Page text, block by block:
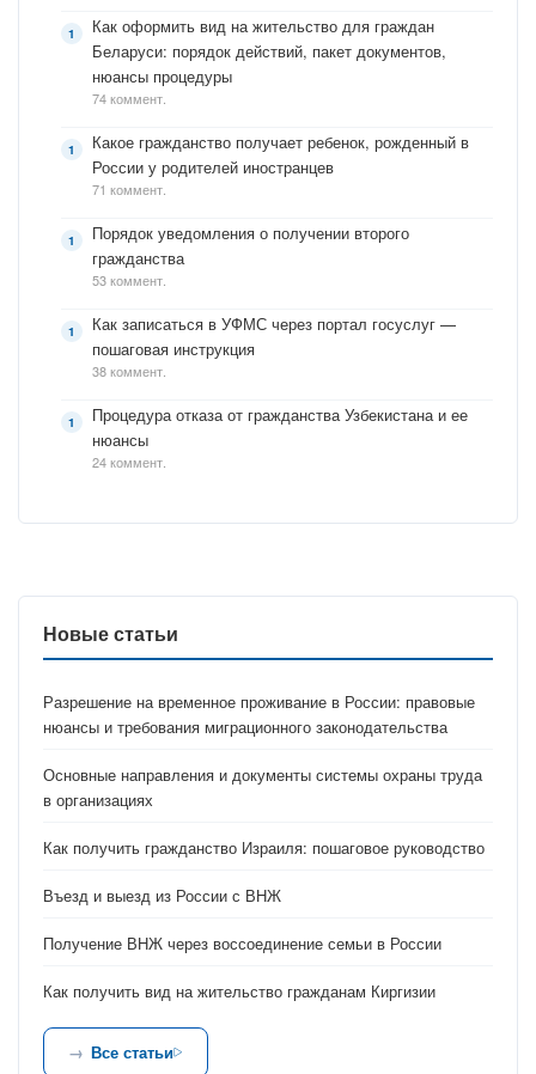
Как оформить вид на жительство для граждан
Беларуси: порядок действий, пакет документов,
нюансы процедуры
74 коммент.
Какое гражданство получает ребенок, рожденный в
России у родителей иностранцев
71 коммент.
Порядок уведомления о получении второго
гражданства
53 коммент.
Как записаться в УФМС через портал госуслуг —
пошаговая инструкция
38 коммент.
Процедура отказа от гражданства Узбекистана и ее
нюансы
24 коммент.
Новые статьи
Разрешение на временное проживание в России: правовые
нюансы и требования миграционного законодательства
Основные направления и документы системы охраны труда
в организациях
Как получить гражданство Израиля: пошаговое руководство
Въезд и выезд из России с ВНЖ
Получение ВНЖ через воссоединение семьи в России
Как получить вид на жительство гражданам Киргизии
Все статьи